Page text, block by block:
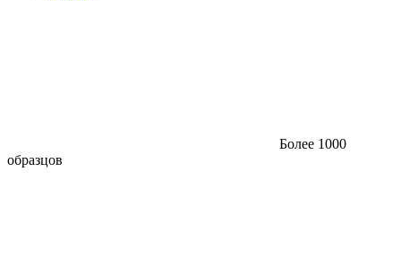
Более 1000
образцов